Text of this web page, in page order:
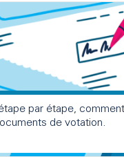
par étape,
de votation.